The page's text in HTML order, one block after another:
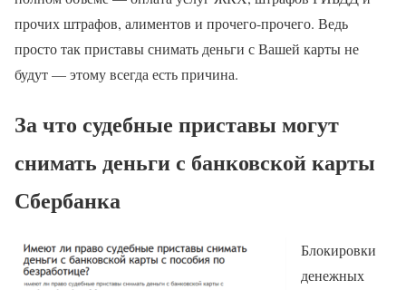
прочих штрафов, алиментов и прочего-прочего. Ведь
просто так приставы снимать деньги с Вашей карты не
будут — этому всегда есть причина.
За что судебные приставы могут
снимать деньги с банковской карты
Сбербанка
Блокировки
денежных